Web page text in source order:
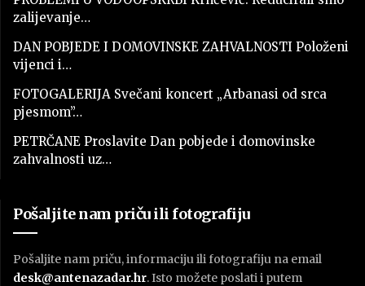
zalijevanje…
DAN POBJEDE I DOMOVINSKE ZAHVALNOSTI Položeni
vijenci i…
FOTOGALERIJA Svečani koncert „Arbanasi od srca
pjesmom”…
PETRČANE Proslavite Dan pobjede i domovinske
zahvalnosti uz…
Pošaljite nam priču ili fotografiju
Pošaljite nam priču, informaciju ili fotografiju na email
desk@antenazadar.hr. Isto možete poslati i putem